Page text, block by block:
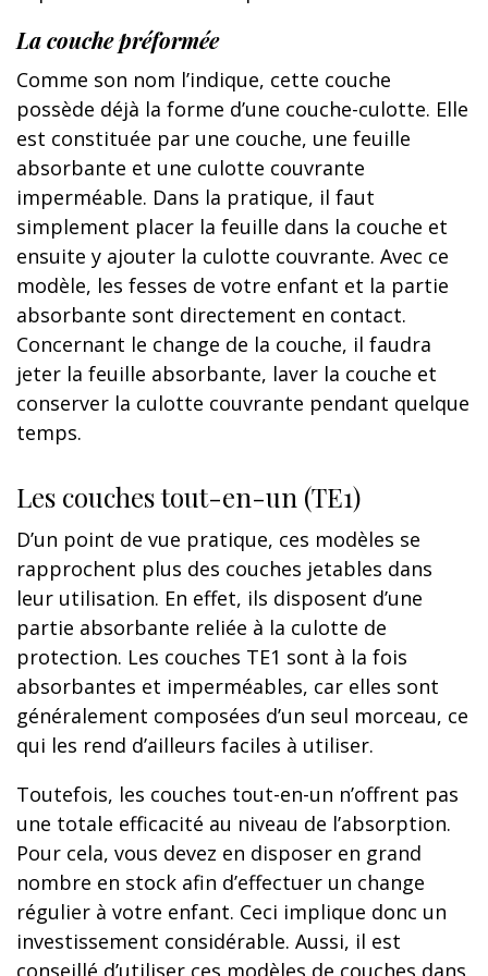
La couche préformée
Comme son nom l’indique, cette couche
possède déjà la forme d’une couche-culotte. Elle
est constituée par une couche, une feuille
absorbante et une culotte couvrante
imperméable. Dans la pratique, il faut
simplement placer la feuille dans la couche et
ensuite y ajouter la culotte couvrante. Avec ce
modèle, les fesses de votre enfant et la partie
absorbante sont directement en contact.
Concernant le change de la couche, il faudra
jeter la feuille absorbante, laver la couche et
conserver la culotte couvrante pendant quelque
temps.
Les couches tout-en-un (TE1)
D’un point de vue pratique, ces modèles se
rapprochent plus des couches jetables dans
leur utilisation. En effet, ils disposent d’une
partie absorbante reliée à la culotte de
protection. Les couches TE1 sont à la fois
absorbantes et imperméables, car elles sont
généralement composées d’un seul morceau, ce
qui les rend d’ailleurs faciles à utiliser.
Toutefois, les couches tout-en-un n’offrent pas
une totale efficacité au niveau de l’absorption.
Pour cela, vous devez en disposer en grand
nombre en stock afin d’effectuer un change
régulier à votre enfant. Ceci implique donc un
investissement considérable. Aussi, il est
conseillé d’utiliser ces modèles de couches dans